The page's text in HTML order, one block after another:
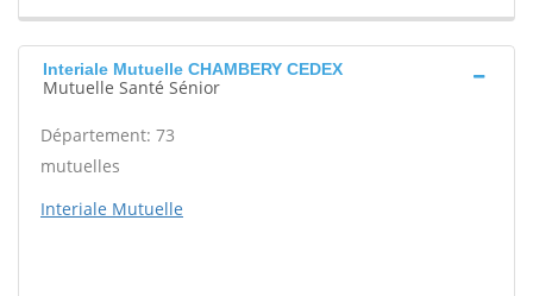
Interiale Mutuelle CHAMBERY CEDEX
Mutuelle Santé Sénior
Département: 73
mutuelles
Interiale Mutuelle